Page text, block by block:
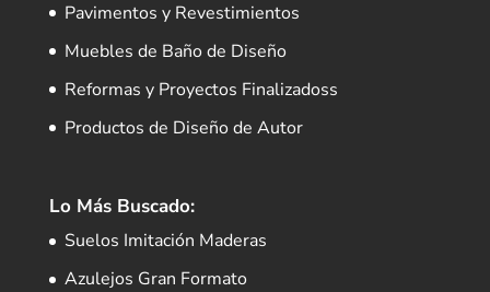
Pavimentos y Revestimientos
Muebles de Baño de Diseño
Reformas y Proyectos Finalizadoss
Productos de Diseño de Autor
Lo Más Buscado:
Suelos Imitación Maderas
Azulejos Gran Formato